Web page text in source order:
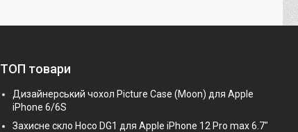
ТОП товари
Дизайнерський чохол Picture Case (Moon) для Apple
iPhone 6/6S
Захисне скло Hoco DG1 для Apple iPhone 12 Pro max 6.7"